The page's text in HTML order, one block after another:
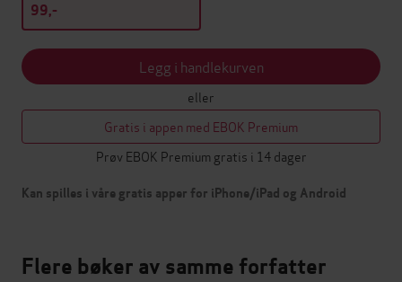
99,-
Legg i handlekurven
eller
Gratis i appen med EBOK Premium
Prøv EBOK Premium gratis i 14 dager
Kan spilles i våre gratis apper for iPhone/iPad og Android
Flere bøker av samme forfatter